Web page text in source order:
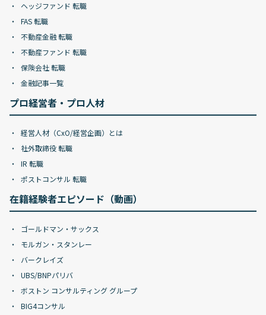
ヘッジファンド 転職
FAS 転職
不動産金融 転職
不動産ファンド 転職
保険会社 転職
金融記事一覧
プロ経営者・プロ人材
経営人材（CxO/経営企画）とは
社外取締役 転職
IR 転職
ポストコンサル 転職
在籍経験者エピソード（動画）
ゴールドマン・サックス
モルガン・スタンレー
バークレイズ
UBS/BNPパリバ
ボストン コンサルティング グループ
BIG4コンサル